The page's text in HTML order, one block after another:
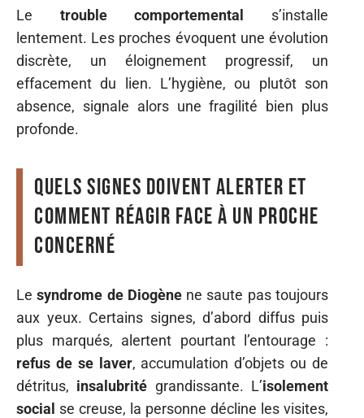
Le trouble comportemental s’installe
lentement. Les proches évoquent une évolution
discrète, un éloignement progressif, un
effacement du lien. L’hygiène, ou plutôt son
absence, signale alors une fragilité bien plus
profonde.
Quels signes doivent alerter et
comment réagir face à un proche
concerné
Lesyndrome de Diogènene saute pas toujours
aux yeux. Certains signes, d’abord diffus puis
plus marqués, alertent pourtant l’entourage :
refus de se laver, accumulation d’objets ou de
détritus, insalubrité grandissante. L’isolement
social se creuse, la personne décline les visites,